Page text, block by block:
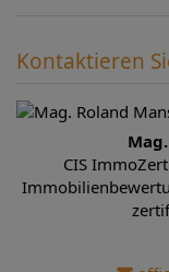
Kontaktieren
CIS